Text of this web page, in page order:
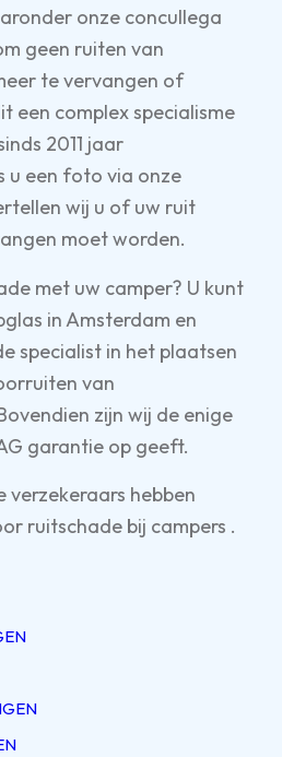
onze concullega
geen ruiten van
te vervangen of
een complex specialisme
2011 jaar
u een foto via onze
wij u of uw ruit
moet worden.
met uw camper? U kunt
in Amsterdam en
specialist in het plaatsen
van
zijn wij de enige
garantie op geeft.
verzekeraars hebben
ruitschade bij campers .